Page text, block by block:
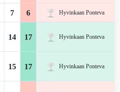
7 6 Hyvinkaan Ponteva
14 17 Hyvinkaan Ponteva
15 17 Hyvinkaan Ponteva